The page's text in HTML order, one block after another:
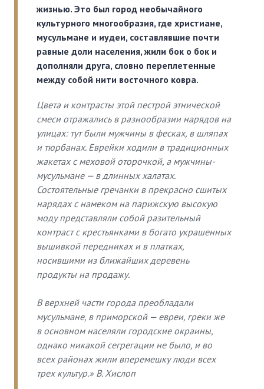
жизнью. Это был город необычайного
культурного многообразия, где христиане,
мусульмане и иудеи, составлявшие почти
равные доли населения, жили бок о бок и
дополняли друга, словно переплетенные
между собой нити восточного ковра.
Цвета и контрасты этой пестрой этнической
смеси отражались в разнообразии нарядов на
улицах: тут были мужчины в фесках, в шляпах
и тюрбанах. Еврейки ходили в традиционных
жакетах с меховой оторочкой, а мужчины-
мусульмане — в длинных халатах.
Состоятельные гречанки в прекрасно сшитых
нарядах с намеком на парижскую высокую
моду представляли собой разительный
контраст с крестьянками в богато украшенных
вышивкой передниках и в платках,
носившими из ближайших деревень
продукты на продажу.
В верхней части города преобладали
мусульмане, в приморской — евреи, греки же
в основном населяли городские окраины,
однако никакой сегрегации не было, и во
всех районах жили вперемешку люди всех
трех культур.» В. Хислоп